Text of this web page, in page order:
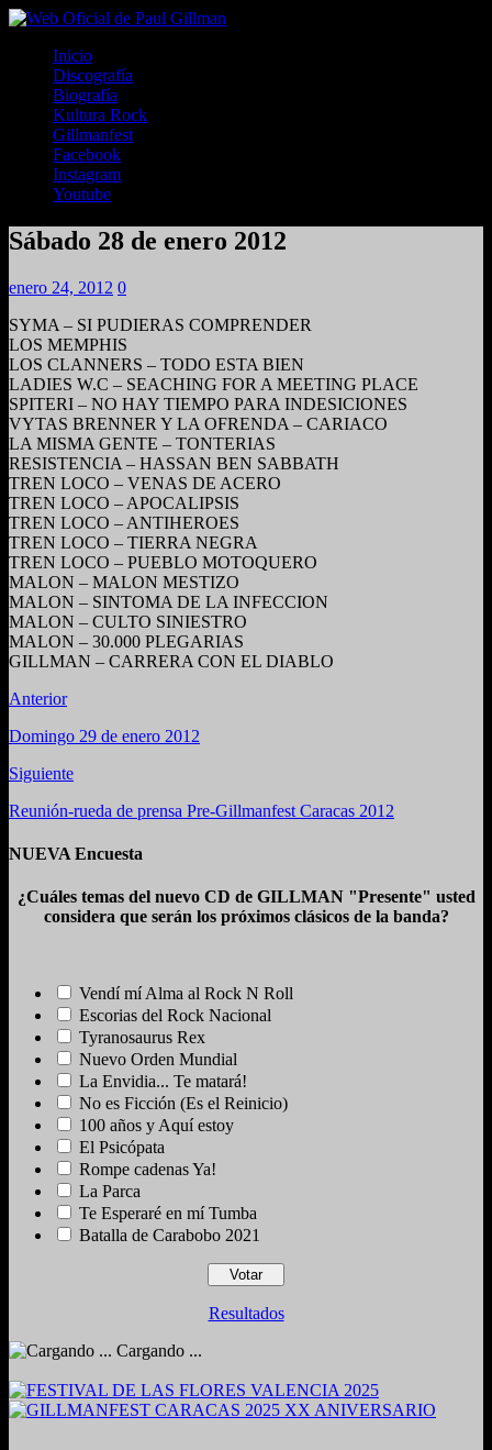
Inicio
Discografía
Biografía
Kultura Rock
Gillmanfest
Facebook
Instagram
Youtube
Sábado 28 de enero 2012
enero 24, 2012 0
SYMA – SI PUDIERAS COMPRENDER
LOS MEMPHIS
LOS CLANNERS – TODO ESTA BIEN
LADIES W.C – SEACHING FOR A MEETING PLACE
SPITERI – NO HAY TIEMPO PARA INDESICIONES
VYTAS BRENNER Y LA OFRENDA – CARIACO
LA MISMA GENTE – TONTERIAS
RESISTENCIA – HASSAN BEN SABBATH
TREN LOCO – VENAS DE ACERO
TREN LOCO – APOCALIPSIS
TREN LOCO – ANTIHEROES
TREN LOCO – TIERRA NEGRA
TREN LOCO – PUEBLO MOTOQUERO
MALON – MALON MESTIZO
MALON – SINTOMA DE LA INFECCION
MALON – CULTO SINIESTRO
MALON – 30.000 PLEGARIAS
GILLMAN – CARRERA CON EL DIABLO
Anterior
Domingo 29 de enero 2012
Siguiente
Reunión-rueda de prensa Pre-Gillmanfest Caracas 2012
NUEVA Encuesta
¿Cuáles temas del nuevo CD de GILLMAN "Presente" usted
considera que serán los próximos clásicos de la banda?
Vendí mí Alma al Rock N Roll
Escorias del Rock Nacional
Tyranosaurus Rex
Nuevo Orden Mundial
La Envidia... Te matará!
No es Ficción (Es el Reinicio)
100 años y Aquí estoy
El Psicópata
Rompe cadenas Ya!
La Parca
Te Esperaré en mí Tumba
Batalla de Carabobo 2021
Resultados
Cargando ...